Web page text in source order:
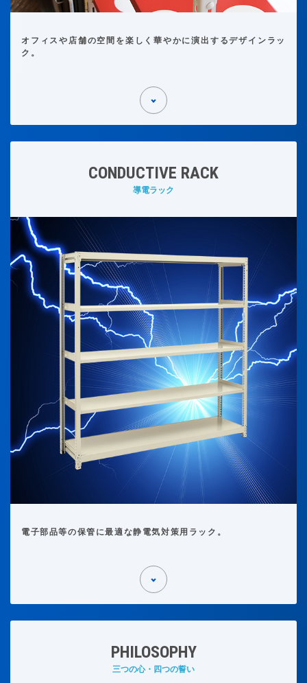
オフィスや店舗の空間を楽しく華やかに演出するデザインラッ
ク。
CONDUCTIVE RACK
導電ラック
電子部品等の保管に最適な静電気対策用ラック。
PHILOSOPHY
三つの心・四つの誓い